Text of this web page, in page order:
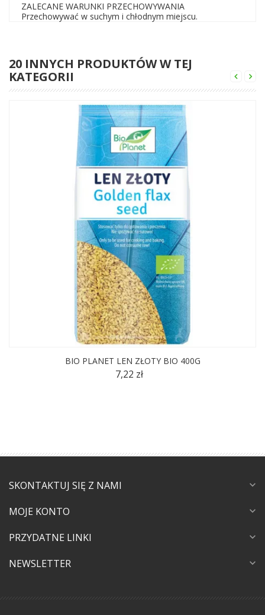
ZALECANE WARUNKI PRZECHOWYWANIA
Przechowywać w suchym i chłodnym miejscu.
20 INNYCH PRODUKTÓW W TEJ
KATEGORII
BIO PLANET LEN ZŁOTY BIO 400G
7,22 zł
SKONTAKTUJ SIĘ Z NAMI expand_more
MOJE KONTO expand_more
PRZYDATNE LINKI expand_more
NEWSLETTER expand_more